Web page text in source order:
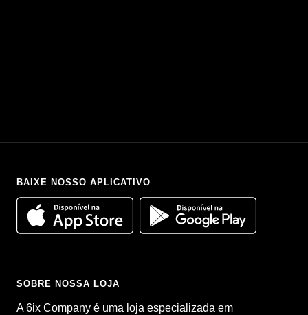
BAIXE NOSSO APLICATIVO
SOBRE NOSSA LOJA
A 6ix Company é uma loja especializada em